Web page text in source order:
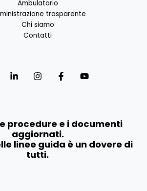
Ambulatorio
trasparente
Chi siamo
Contatti
procedure e i documenti
aggiornati.
linee guida è un dovere di
tutti.